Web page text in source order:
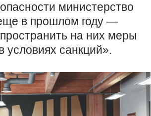
министерство
в прошлом году —
на них меры
условиях санкций».